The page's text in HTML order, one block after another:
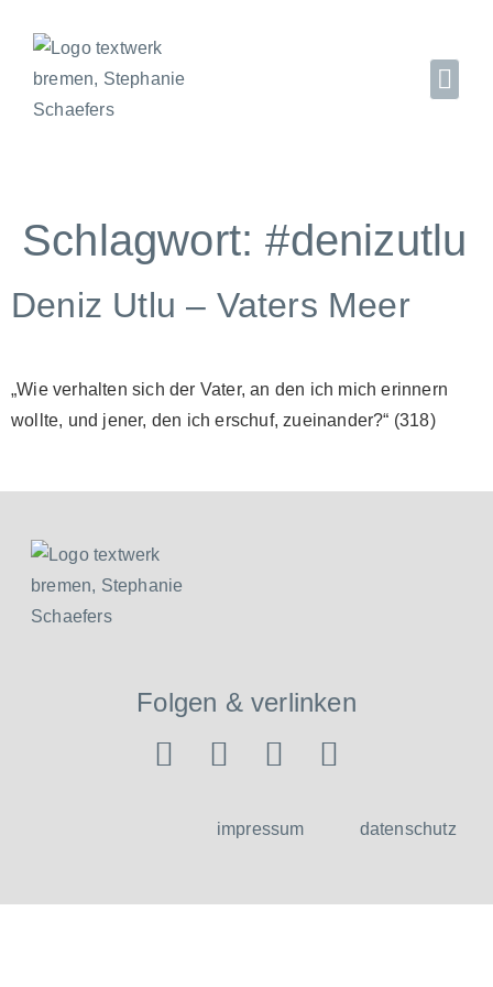
Schlagwort:#denizutlu
Deniz Utlu – Vaters Meer
„Wie verhalten sich der Vater, an den ich mich erinnern
wollte, und jener, den ich erschuf, zueinander?“ (318)
Folgen & verlinken
impressum datenschutz